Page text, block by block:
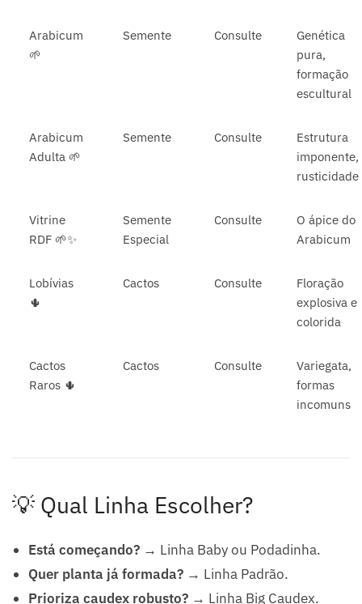
Arabicum
🌱
Semente Consulte
Genética
pura,
formação
escultural
Arabicum
Adulta 🌱
Semente Consulte
Estrutura
imponente,
rusticidade
Vitrine
RDF 🌱✨
Semente
Especial
Consulte
O ápice do
Arabicum
Lobívias
🌵
Cactos Consulte
Floração
explosiva e
colorida
Cactos
Raros 🌵
Cactos Consulte
Variegata,
formas
incomuns
💡 Qual Linha Escolher?
Está começando? → Linha Baby ou Podadinha.
Quer planta já formada? → Linha Padrão.
Prioriza caudex robusto? → Linha Big Caudex.